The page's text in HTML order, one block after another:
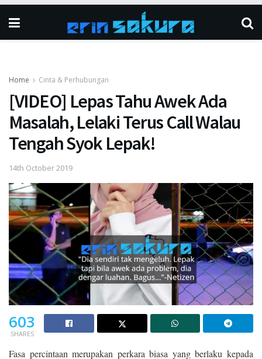
Home Cinta & Perhubungan
[VIDEO] Lepas Tahu Awek Ada
Masalah, Lelaki Terus Call Walau
Tengah Syok Lepak!
14th October 2019
603
SHARES
Fasa percintaan merupakan perkara biasa yang berlaku kepada